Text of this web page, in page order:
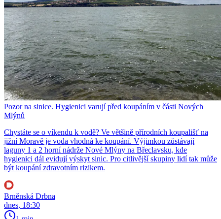
Pozor na sinice. Hygienici varují před koupáním v části Nových
Mlýnů
Chystáte se o víkendu k vodě? Ve většině přírodních koupališť na
jižní Moravě je voda vhodná ke koupání. Výjimkou zůstávají
laguny 1 a 2 horní nádrže Nové Mlýny na Břeclavsku, kde
hygienici dál evidují výskyt sinic. Pro citlivější skupiny lidí tak může
být koupání zdravotním rizikem.
Brněnská Drbna
dnes, 18:30